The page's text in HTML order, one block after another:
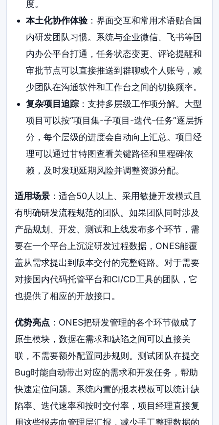
度。
本土化协作体验：界面交互和常用术语贴合国
内研发团队习惯。系统与企业微信、飞书等国
内办公平台打通，任务状态变更、评论提醒和
审批节点可以直接推送到群聊或个人账号，减
少团队在沟通软件和工作台之间的切换频率。
复杂项目追踪：支持多层级工作项分解。大型
项目可以按“项目集-子项目-迭代-任务”逐层拆
分，每个层级的进度会自动向上汇总。项目经
理可以通过甘特图查看关键路径和里程碑依
赖，及时发现延期风险并调整资源分配。
适用场景 ：适合50人以上、采用敏捷开发模式且
有明确研发流程规范的团队。如果团队同时涉及
产品规划、开发、测试和上线发布多个环节，需
要在一个平台上沉淀研发过程数据，ONES能覆
盖从需求提出到版本交付的完整链路。对于需要
对接国内代码托管平台和CI/CD工具的团队，它
也提供了相应的开放接口。
优势亮点 ：ONES把研发管理的各个环节做成了
原生模块，数据在需求和缺陷之间可以直接关
联，不需要额外配置同步规则。测试团队在提交
Bug时能自动带出对应的需求和开发任务，帮助
快速定位问题。系统内置的报表模板可以统计缺
陷率、迭代速率和按时交付率，项目经理直接复
用这些报表向管理层汇报，减少手工整理数据的